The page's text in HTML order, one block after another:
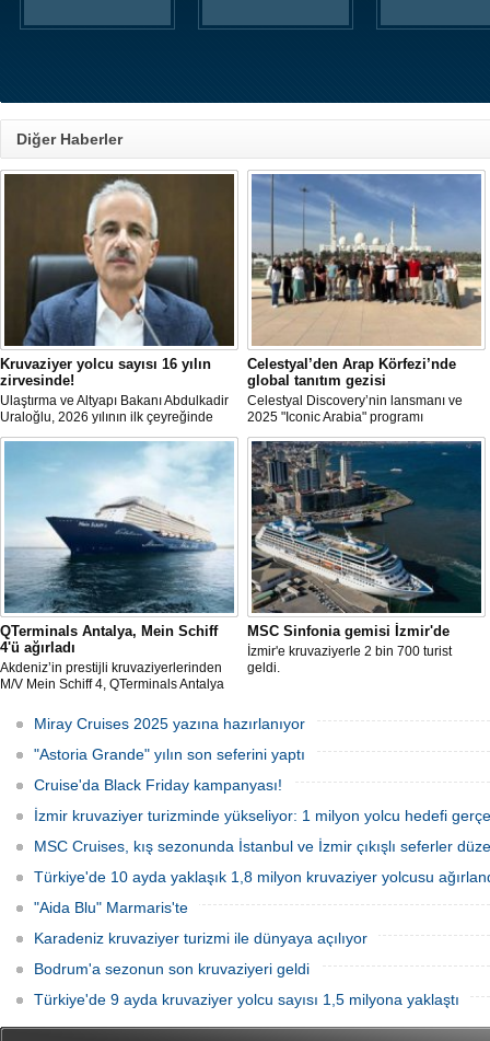
Diğer Haberler
Kruvaziyer yolcu sayısı 16 yılın
zirvesinde!
Ulaştırma ve Altyapı Bakanı Abdulkadir
Uraloğlu, 2026 yılının ilk çeyreğinde
limanlara gelen kruvaziyer gemi
sayısının 56, kruvaziyer yolcu sayısının
ise 93 bin 787 olduğunu belirtti.
Celestyal’den Arap Körfezi’nde
global tanıtım gezisi
Celestyal Discovery’nin lansmanı ve
2025 "Iconic Arabia" programı
kapsamında 30 global seyahat acente
temsilcisi, Arap Körfezi’nde bir cruise
keşif turu gerçekleştirdi.
QTerminals Antalya, Mein Schiff
4'ü ağırladı
Akdeniz’in prestijli kruvaziyerlerinden
M/V Mein Schiff 4, QTerminals Antalya
bayraklı dev gemi, yaklaşık 5000
yolcusu ve 900 kişilik mürettebatıyla
şehre canlılık kattı.
MSC Sinfonia gemisi İzmir'de
İzmir'e kruvaziyerle 2 bin 700 turist
geldi.
Miray Cruises 2025 yazına hazırlanıyor
"Astoria Grande" yılın son seferini yaptı
Cruise'da Black Friday kampanyası!
İzmir kruvaziyer turizminde yükseliyor: 1 milyon yolcu hedefi
MSC Cruises, kış sezonunda İstanbul ve İzmir çıkışlı seferler
Türkiye'de 10 ayda yaklaşık 1,8 milyon kruvaziyer yolcusu
"Aida Blu" Marmaris'te
Karadeniz kruvaziyer turizmi ile dünyaya açılıyor
Bodrum'a sezonun son kruvaziyeri geldi
Türkiye'de 9 ayda kruvaziyer yolcu sayısı 1,5 milyona yaklaştı